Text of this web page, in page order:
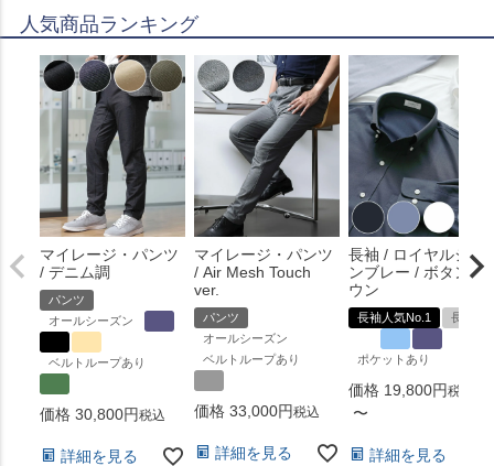
人気商品ランキング
マイレージ・パンツ
/ デニム調
パンツ
オールシーズン
ベルトループあり
価格 30,800 税込
詳細を見る
マイレージ・パンツ
/ Air Mesh Touch
ver.
パンツ
オールシーズン
ベルトループあり
価格 33,000 税込
詳細を見る
長袖 / ロイヤルシャ
ンブレー / ボタンダ
ウン
長袖人気No.1 長袖
ポケットあり
価格 19,800 税込
〜
詳細を見る